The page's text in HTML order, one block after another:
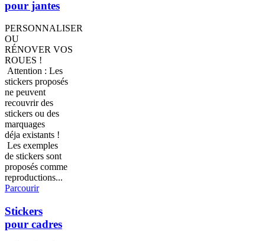
pour jantes
PERSONNALISER
OU
RÉNOVER VOS
ROUES !
Attention : Les
stickers proposés
ne peuvent
recouvrir des
stickers ou des
marquages
déja existants !
Les exemples
de stickers sont
proposés comme
reproductions...
Parcourir
Stickers
pour cadres